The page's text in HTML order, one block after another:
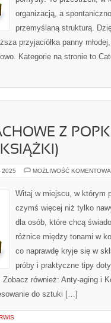
organizacją, a
przemyślaną strukturą.
przyjaciółka panny
Kategorie na stronie to
Z
2025 MOŻLIWOŚĆ
Witaj w miejscu, w którym
czymś więcej niż tylko
dla osób, które chcą
różnice między tonami w
co naprawdę kryje się w
próby i praktyczne tipy
również: Anty-aging i
do sztuki […]